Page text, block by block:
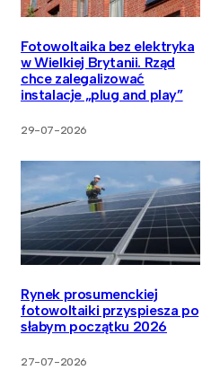
Fotowoltaika bez elektryka
w Wielkiej Brytanii. Rząd
chce zalegalizować
instalacje „plug and play”
29-07-2026
Rynek prosumenckiej
fotowoltaiki przyspiesza po
słabym początku 2026
27-07-2026